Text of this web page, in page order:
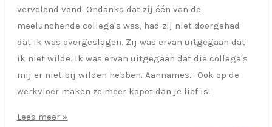
vervelend vond. Ondanks dat zij één van de
meelunchende collega's was, had zij niet doorgehad
dat ik was overgeslagen. Zij was ervan uitgegaan dat
ik niet wilde. Ik was ervan uitgegaan dat die collega's
mij er niet bij wilden hebben. Aannames... Ook op de
werkvloer maken ze meer kapot dan je lief is!
Lees meer »